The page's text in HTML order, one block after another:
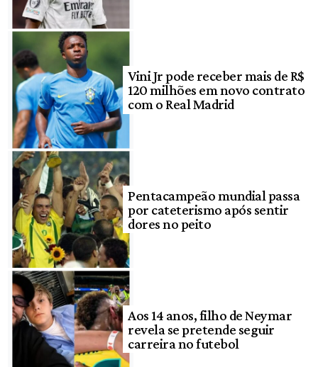
Vini Jr pode receber mais de R$
120 milhões em novo contrato
com o Real Madrid
Pentacampeão mundial passa
por cateterismo após sentir
dores no peito
Aos 14 anos, filho de Neymar
revela se pretende seguir
carreira no futebol